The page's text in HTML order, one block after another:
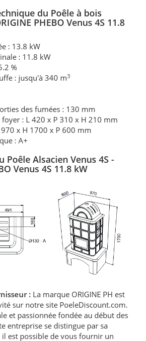
du Poêle à bois
PHEBO Venus 4S 11.8
: 13.8 kW
: 11.8 kW
%
: jusqu'à 340 m3
des fumées : 130 mm
: L 420 x P 310 x H 210 mm
x H 1700 x P 600 mm
: A+
Poêle Alsacien Venus 4S -
Venus 4S 11.8 kW
: La marque ORIGINE PH est
sur notre site PoeleDiscount.com.
et passionnée fondée au début des
entreprise se distingue par sa
est possible de vous fournir un